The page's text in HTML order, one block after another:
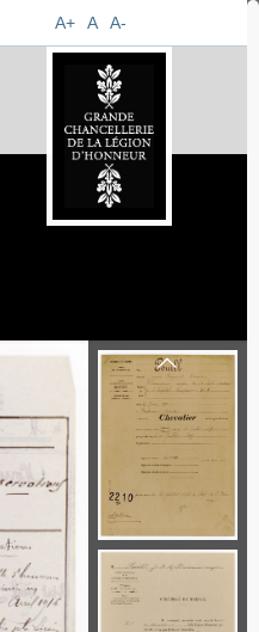
A+ A A-